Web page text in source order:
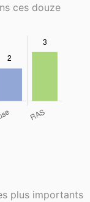
ces douze
plus importants